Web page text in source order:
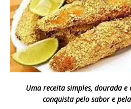
Uma receita simples, dourada e
conquista pelo sabor e